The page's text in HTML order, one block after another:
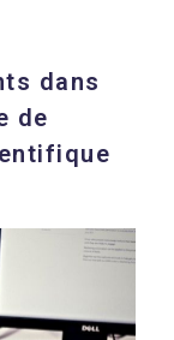
dans
de